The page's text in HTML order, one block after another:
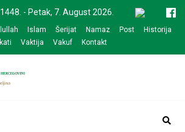
- Petak, 7. August 2026.
Islam Šerijat Namaz Post
Historija
Vaktija Vakuf Kontakt